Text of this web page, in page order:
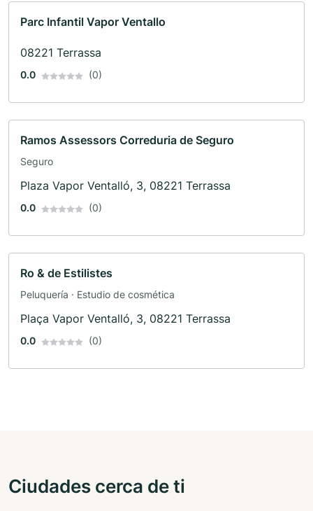
Parc Infantil Vapor Ventallo
08221 Terrassa
0.0 (0)
Ramos Assessors Correduria de Seguro
Seguro
Plaza Vapor Ventalló, 3, 08221 Terrassa
0.0 (0)
Ro & de Estilistes
Peluquería · Estudio de cosmética
Plaça Vapor Ventalló, 3, 08221 Terrassa
0.0 (0)
Ciudades cerca de ti